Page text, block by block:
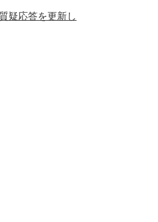
疑応答を更新し